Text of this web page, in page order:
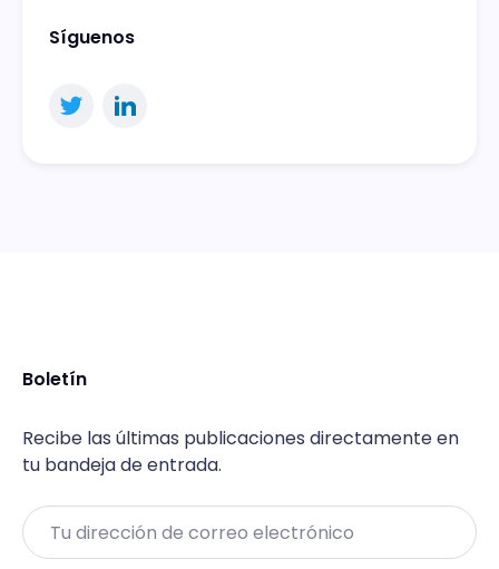
Síguenos
Boletín
Recibe las últimas publicaciones directamente en
tu bandeja de entrada.
Email